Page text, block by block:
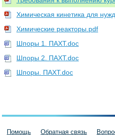
Химическая кинетика для
Химические реакторы.pdf
Шпоры 1. ПАХТ.doc
Шпоры 2. ПАХТ.doc
Шпоры. ПАХТ.doc
Помощь Обратная связь